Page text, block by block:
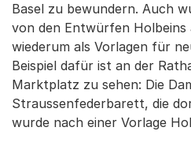
Basel zu bewundern. Auch
von den Entwürfen Holbeins
wiederum als Vorlagen für
Beispiel dafür ist an der
Marktplatz zu sehen: Die
Straussenfederbarett, die
wurde nach einer Vorlage